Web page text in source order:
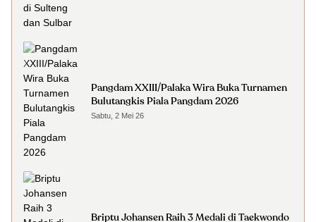
Pangdam XXIII/Palaka Wira Buka Turnamen
Bulutangkis Piala Pangdam 2026
Sabtu, 2 Mei 26
Briptu Johansen Raih 3 Medali di Taekwondo